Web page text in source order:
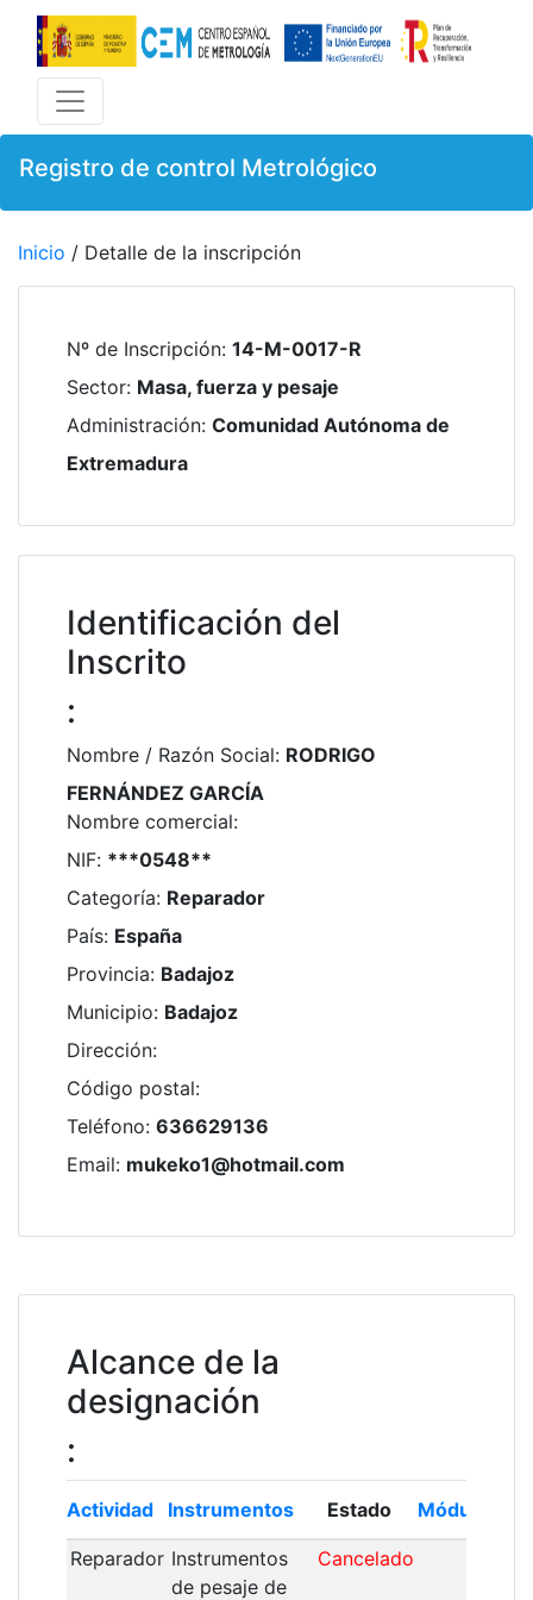
Registro de control Metrológico
Inicio / Detalle de la inscripción
Nº de Inscripción: 14-M-0017-R
Sector: Masa, fuerza y pesaje
Administración: Comunidad Autónoma de
Extremadura
Identificación del
Inscrito
:
Nombre / Razón Social: RODRIGO
FERNÁNDEZ GARCÍA
Nombre comercial:
NIF: ***0548**
Categoría: Reparador
País: España
Provincia: Badajoz
Municipio: Badajoz
Dirección:
Código postal:
Teléfono: 636629136
Email: mukeko1@hotmail.com
Alcance de la
designación
:
Actividad Instrumentos Estado Módulo
Reparador Instrumentos
de pesaje de
Cancelado